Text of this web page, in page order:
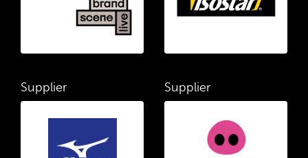
Supplier Supplier